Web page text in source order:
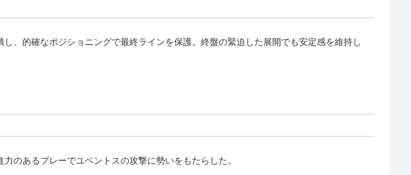
、的確なポジショニングで最終ラインを保護。終盤の緊迫した展開でも安定感を維持し
のあるプレーでユベントスの攻撃に勢いをもたらした。